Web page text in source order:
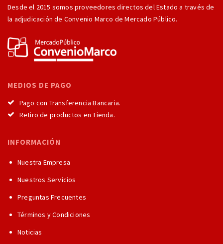
Desde el 2015 somos proveedores directos del Estado a través de
la adjudicación de Convenio Marco de Mercado Público.
MEDIOS DE PAGO
Pago con Transferencia Bancaria.
Retiro de productos en Tienda.
INFORMACIÓN
Nuestra Empresa
Nuestros Servicios
Preguntas Frecuentes
Términos y Condiciones
Noticias